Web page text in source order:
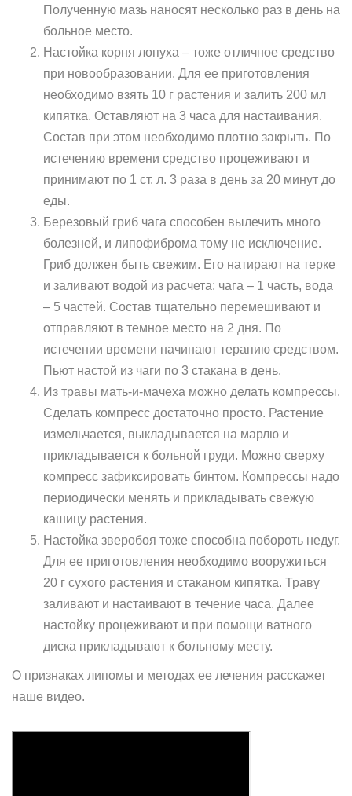
Полученную мазь наносят несколько раз в день на
больное место.
Настойка корня лопуха – тоже отличное средство
при новообразовании. Для ее приготовления
необходимо взять 10 г растения и залить 200 мл
кипятка. Оставляют на 3 часа для настаивания.
Состав при этом необходимо плотно закрыть. По
истечению времени средство процеживают и
принимают по 1 ст. л. 3 раза в день за 20 минут до
еды.
Березовый гриб чага способен вылечить много
болезней, и липофиброма тому не исключение.
Гриб должен быть свежим. Его натирают на терке
и заливают водой из расчета: чага – 1 часть, вода
– 5 частей. Состав тщательно перемешивают и
отправляют в темное место на 2 дня. По
истечении времени начинают терапию средством.
Пьют настой из чаги по 3 стакана в день.
Из травы мать-и-мачеха можно делать компрессы.
Сделать компресс достаточно просто. Растение
измельчается, выкладывается на марлю и
прикладывается к больной груди. Можно сверху
компресс зафиксировать бинтом. Компрессы надо
периодически менять и прикладывать свежую
кашицу растения.
Настойка зверобоя тоже способна побороть недуг.
Для ее приготовления необходимо вооружиться
20 г сухого растения и стаканом кипятка. Траву
заливают и настаивают в течение часа. Далее
настойку процеживают и при помощи ватного
диска прикладывают к больному месту.
О признаках липомы и методах ее лечения расскажет
наше видео.